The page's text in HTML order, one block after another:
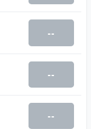
--
--
--